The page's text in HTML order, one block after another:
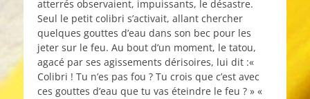
atterrés observaient, impuissants, le désastre.
Seul le petit colibri s’activait, allant chercher
quelques gouttes d’eau dans son bec pour les
jeter sur le feu. Au bout d’un moment, le tatou,
agacé par ses agissements dérisoires, lui dit :«
Colibri ! Tu n’es pas fou ? Tu crois que c’est avec
ces gouttes d’eau que tu vas éteindre le feu ? » «